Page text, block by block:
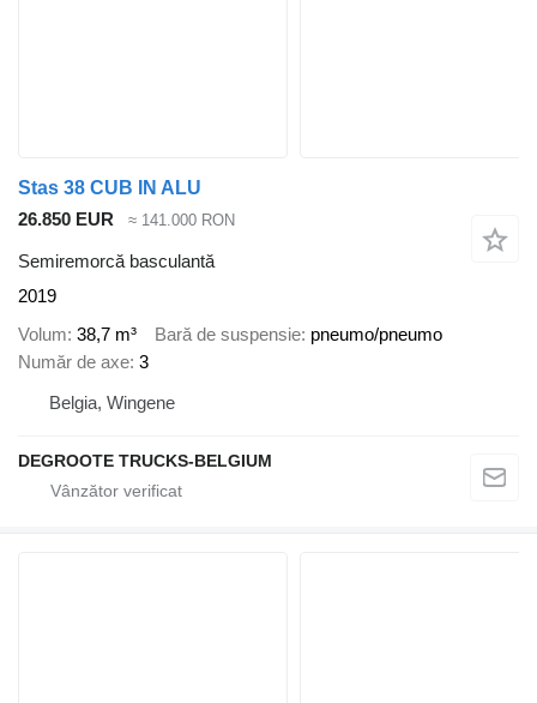
Stas 38 CUB IN ALU
26.850 EUR
≈ 141.000 RON
Semiremorcă basculantă
2019
Volum 38,7 m³ Bară de suspensie pneumo/pneumo
Număr de axe 3
Belgia, Wingene
DEGROOTE TRUCKS-BELGIUM